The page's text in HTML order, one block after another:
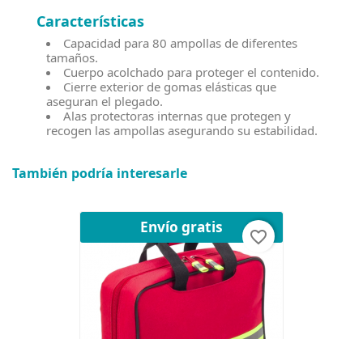
Características
Capacidad para 80 ampollas de diferentes
tamaños.
Cuerpo acolchado para proteger el contenido.
Cierre exterior de gomas elásticas que
aseguran el plegado.
Alas protectoras internas que protegen y
recogen las ampollas asegurando su estabilidad.
También podría interesarle
Envío gratis
favorite_border